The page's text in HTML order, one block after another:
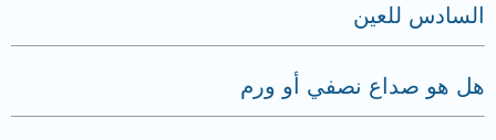
السادس للعين
هل هو صداع نصفي أو ورم